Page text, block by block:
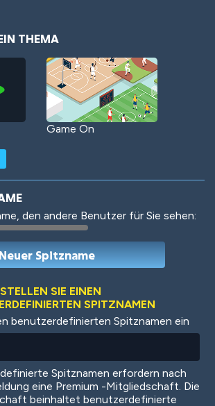
THEMA
Game On
Jungle Cats
den andere Benutzer für Sie sehen:
SIE EINEN
SPITZNAMEN
benutzerdefinierten Spitznamen ein
Spitznamen erfordern nach
eine Premium -Mitgliedschaft. Die
beinhaltet benutzerdefinierte